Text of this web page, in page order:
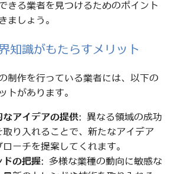
きる業者を見つけるためのポイント
ましょう。
知識がもたらすメリット
制作を行っている業者には、以下の
トがあります。
なアイデアの提供: 異なる領域の成功
取り入れることで、新たなアイデア
ローチを提案してくれます。
ドの把握: 多様な業種の動向に敏感な